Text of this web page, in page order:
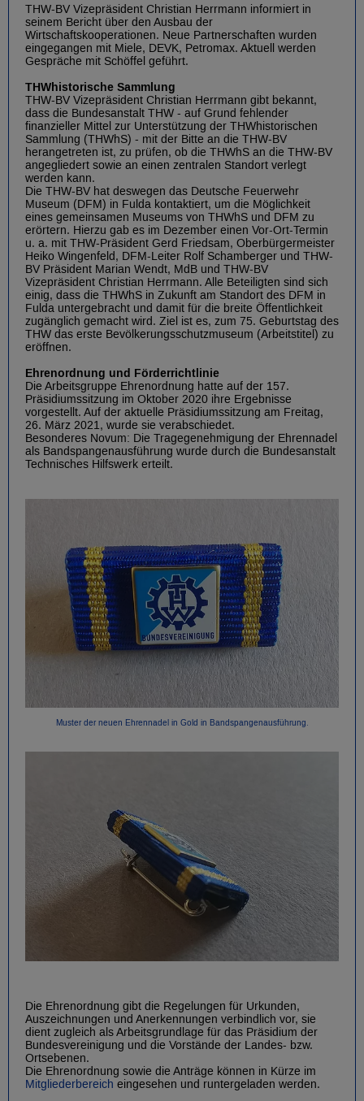
THW-BV Vizepräsident Christian Herrmann informiert in
seinem Bericht über den Ausbau der
Wirtschaftskooperationen. Neue Partnerschaften wurden
eingegangen mit Miele, DEVK, Petromax. Aktuell werden
Gespräche mit Schöffel geführt.
THWhistorische Sammlung
THW-BV Vizepräsident Christian Herrmann gibt bekannt,
dass die Bundesanstalt THW - auf Grund fehlender
finanzieller Mittel zur Unterstützung der THWhistorischen
Sammlung (THWhS) - mit der Bitte an die THW-BV
herangetreten ist, zu prüfen, ob die THWhS an die THW-BV
angegliedert sowie an einen zentralen Standort verlegt
werden kann.
Die THW-BV hat deswegen das Deutsche Feuerwehr
Museum (DFM) in Fulda kontaktiert, um die Möglichkeit
eines gemeinsamen Museums von THWhS und DFM zu
erörtern. Hierzu gab es im Dezember einen Vor-Ort-Termin
u. a. mit THW-Präsident Gerd Friedsam, Oberbürgermeister
Heiko Wingenfeld, DFM-Leiter Rolf Schamberger und THW-
BV Präsident Marian Wendt, MdB und THW-BV
Vizepräsident Christian Herrmann. Alle Beteiligten sind sich
einig, dass die THWhS in Zukunft am Standort des DFM in
Fulda untergebracht und damit für die breite Öffentlichkeit
zugänglich gemacht wird. Ziel ist es, zum 75. Geburtstag des
THW das erste Bevölkerungsschutzmuseum (Arbeitstitel) zu
eröffnen.
Ehrenordnung und Förderrichtlinie
Die Arbeitsgruppe Ehrenordnung hatte auf der 157.
Präsidiumssitzung im Oktober 2020 ihre Ergebnisse
vorgestellt. Auf der aktuelle Präsidiumssitzung am Freitag,
26. März 2021, wurde sie verabschiedet.
Besonderes Novum: Die Tragegenehmigung der Ehrennadel
als Bandspangenausführung wurde durch die Bundesanstalt
Technisches Hilfswerk erteilt.
Muster der neuen Ehrennadel in Gold in Bandspangenausführung.
Die Ehrenordnung gibt die Regelungen für Urkunden,
Auszeichnungen und Anerkennungen verbindlich vor, sie
dient zugleich als Arbeitsgrundlage für das Präsidium der
Bundesvereinigung und die Vorstände der Landes- bzw.
Ortsebenen.
Die Ehrenordnung sowie die Anträge können in Kürze im
Mitgliederbereich eingesehen und runtergeladen werden.